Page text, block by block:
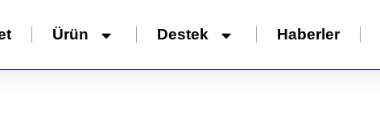
Ürün Destek Haberler